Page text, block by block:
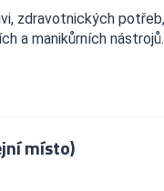
zdravotnických potřeb,
a manikůrních nástrojů.
místo)